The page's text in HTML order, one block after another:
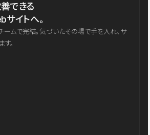
できる
イトへ。
ームで完結。気づいたその場で手を入れ、サ
。